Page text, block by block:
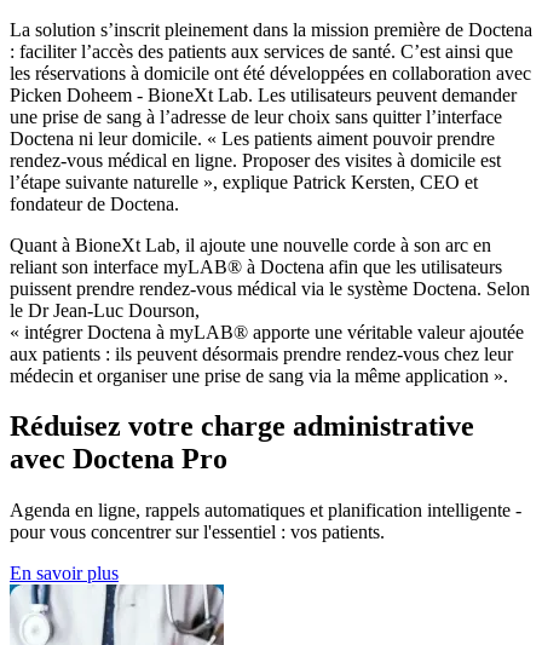
La solution s’inscrit pleinement dans la mission première de Doctena
: faciliter l’accès des patients aux services de santé. C’est ainsi que
les réservations à domicile ont été développées en collaboration avec
Picken Doheem - BioneXt Lab. Les utilisateurs peuvent demander
une prise de sang à l’adresse de leur choix sans quitter l’interface
Doctena ni leur domicile. « Les patients aiment pouvoir prendre
rendez-vous médical en ligne. Proposer des visites à domicile est
l’étape suivante naturelle », explique Patrick Kersten, CEO et
fondateur de Doctena.
Quant à BioneXt Lab, il ajoute une nouvelle corde à son arc en
reliant son interface myLAB® à Doctena afin que les utilisateurs
puissent prendre rendez-vous médical via le système Doctena. Selon
le Dr Jean-Luc Dourson,
« intégrer Doctena à myLAB® apporte une véritable valeur ajoutée
aux patients : ils peuvent désormais prendre rendez-vous chez leur
médecin et organiser une prise de sang via la même application ».
Réduisez votre charge administrative
avec Doctena Pro
Agenda en ligne, rappels automatiques et planification intelligente -
pour vous concentrer sur l'essentiel : vos patients.
En savoir plus